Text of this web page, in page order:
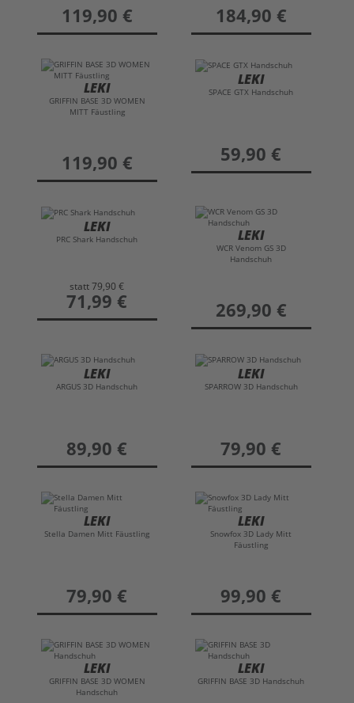
preis
119,90 € preis
184,90 €
LEKI
GRIFFIN BASE 3D WOMEN
MITT Fäustling
preis
119,90 €
LEKI
SPACE GTX Handschuh
preis
59,90 €
LEKI
PRC Shark Handschuh
statt79,90 €
preis
71,99 €
LEKI
WCR Venom GS 3D
Handschuh
preis
269,90 €
LEKI
ARGUS 3D Handschuh
preis
89,90 €
LEKI
SPARROW 3D Handschuh
preis
79,90 €
LEKI
Stella Damen Mitt Fäustling
preis
79,90 €
LEKI
Snowfox 3D Lady Mitt
Fäustling
preis
99,90 €
LEKI
GRIFFIN BASE 3D WOMEN
Handschuh
LEKI
GRIFFIN BASE 3D Handschuh